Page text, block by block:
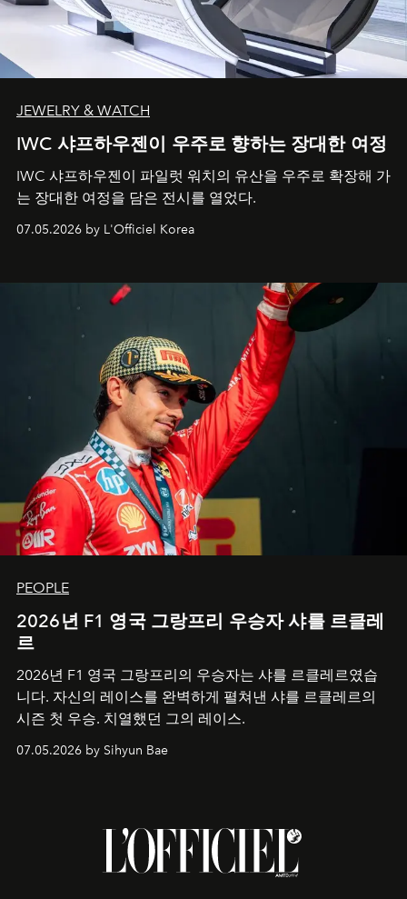
JEWELRY & WATCH
IWC 샤프하우젠이 우주로 향하는 장대한 여정
IWC 샤프하우젠이 파일럿 워치의 유산을 우주로 확장해 가
는 장대한 여정을 담은 전시를 열었다.
07.05.2026 by L'Officiel Korea
PEOPLE
2026년 F1 영국 그랑프리 우승자 샤를 르클레
르
2026년 F1 영국 그랑프리의 우승자는 샤를 르클레르였습
니다. 자신의 레이스를 완벽하게 펼쳐낸 샤를 르클레르의
시즌 첫 우승. 치열했던 그의 레이스.
07.05.2026 by Sihyun Bae